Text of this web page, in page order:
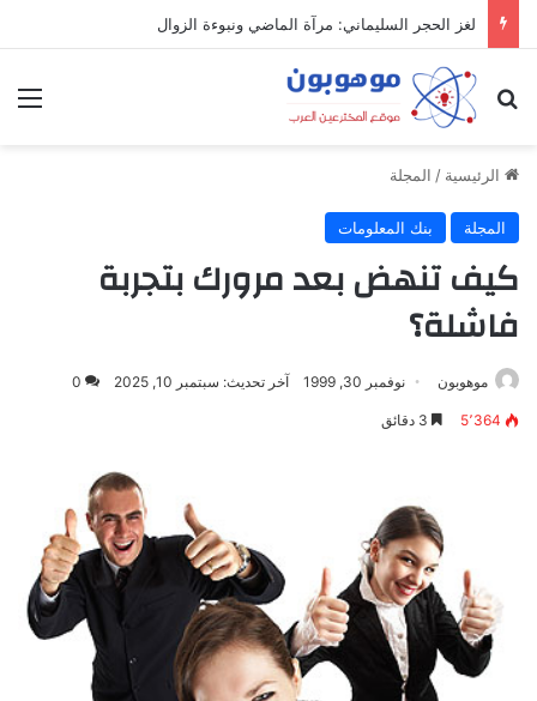
لغز الحجر السليماني: مرآة الماضي ونبوءة الزوال
بحث عن
الرئيسية / المجلة
المجلة بنك المعلومات
كيف تنهض بعد مرورك بتجربة
فاشلة؟
موهوبون نوفمبر 30, 1999 آخر تحديث: سبتمبر 10, 2025 0
5٬364